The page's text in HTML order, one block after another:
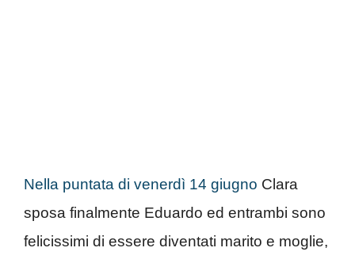
Nella puntata di venerdì 14 giugno Clara
sposa finalmente Eduardo ed entrambi sono
felicissimi di essere diventati marito e moglie,